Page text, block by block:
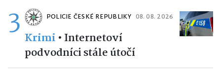
3 POLICIE ČESKÉ REPUBLIKY 08. 08. 2026
Krimi • Internetoví
podvodníci stále útočí